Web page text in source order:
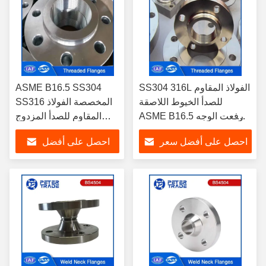
ASME B16.5 SS304
SS316 المخصصة الفولاذ
المقاوم للصدأ المزدوج
المزدوج الصف 2500
للتطبيقات الصناعية
احصل على أفضل
SS304 316L الفولاذ المقاوم
للصدأ الخيوط اللاصقة
ASME B16.5 رفعت الوجه
الطبقة الضغط العالي
1500LB 1/2 'إلى 24' بوصة
احصل على أفضل سعر